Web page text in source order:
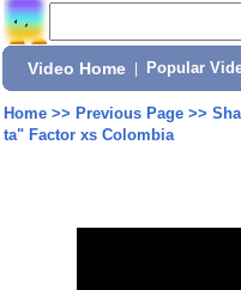
Video Home Popular
Home>> Previous Page>>
ta" Factor xs Colombia